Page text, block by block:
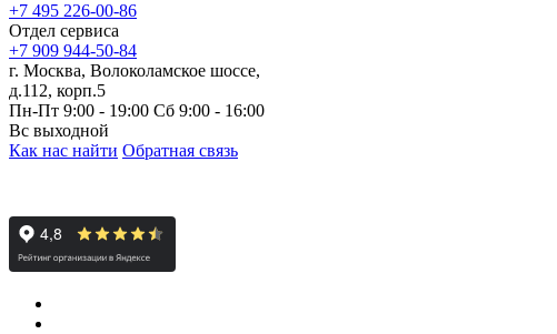
+7 495 226-00-86
Отдел сервиса
+7 909 944-50-84
г. Москва, Волоколамское шоссе,
д.112, корп.5
Пн-Пт 9:00 - 19:00 Сб 9:00 - 16:00
Вс выходной
Как нас найти Обратная связь